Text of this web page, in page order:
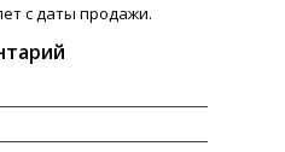
с даты продажи.